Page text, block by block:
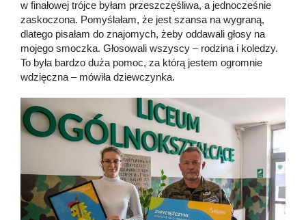
w finałowej trójce byłam przeszczęśliwa, a jednocześnie
zaskoczona. Pomyślałam, że jest szansa na wygraną,
dlatego pisałam do znajomych, żeby oddawali głosy na
mojego smoczka. Głosowali wszyscy – rodzina i koledzy.
To była bardzo duża pomoc, za którą jestem ogromnie
wdzięczna – mówiła dziewczynka.